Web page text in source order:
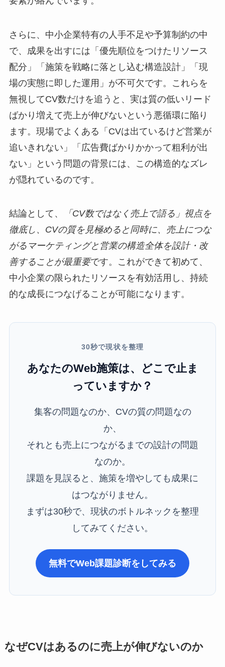
さらに、中小企業特有の人手不足や予算制約の中
で、成果を出すには「優先順位をつけたリソース
配分」「施策を戦略に落とし込む構造設計」「現
場の実態に即した運用」が不可欠です。これらを
無視してCV数だけを追うと、実は質の低いリード
ばかり増えて売上が伸びないという悪循環に陥り
ます。現場でよくある「CVは出ているけど営業が
追いきれない」「広告費ばかりかかって粗利が出
ない」という問題の背景には、この構造的なズレ
が隠れているのです。
結論として、
「CV数ではなく売上で語る」視点を
徹底し、CVの質を見極めると同時に、売上につな
がるマーケティングと営業の構造全体を設計・改
善することが最重要です。これができて初めて、
中小企業の限られたリソースを有効活用し、持続
的な成長につなげることが可能になります。
30秒で現状を整理
あなたのWeb施策は、どこで止ま
っていますか？
集客の問題なのか、CVの質の問題なの
か、
それとも売上につながるまでの設計の問題
なのか。
課題を見誤ると、施策を増やしても成果に
はつながりません。
まずは30秒で、現状のボトルネックを整理
してみてください。
無料でWeb課題診断をしてみる
なぜCVはあるのに売上が伸びないのか